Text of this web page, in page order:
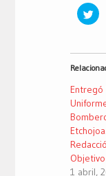
Haz
clic
Entregó
1 abril,